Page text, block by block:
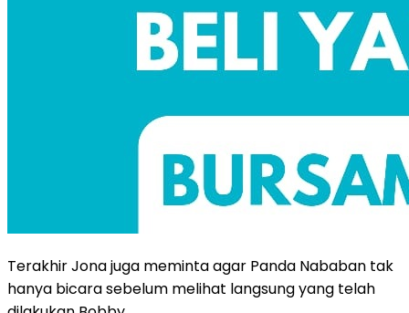
Terakhir Jona juga meminta agar Panda Nababan tak
hanya bicara sebelum melihat langsung yang telah